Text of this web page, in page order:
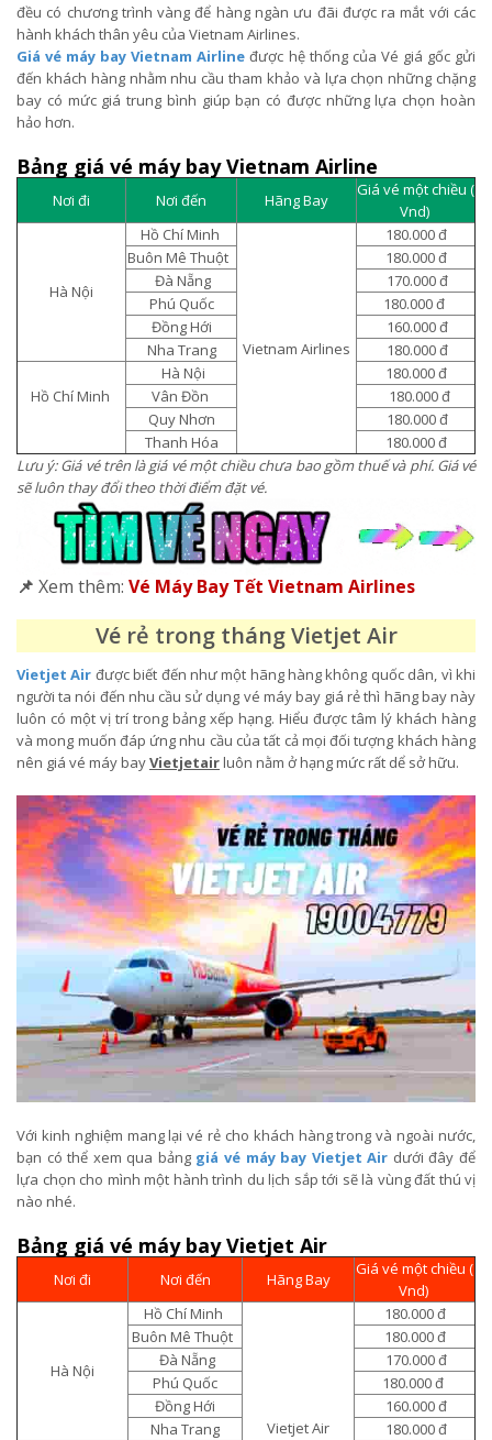
đều có chương trình vàng để hàng ngàn ưu đãi được ra mắt với các
hành khách thân yêu của Vietnam Airlines.
Giá vé máy bay Vietnam Airline được hệ thống của Vé giá gốc gửi
đến khách hàng nhằm nhu cầu tham khảo và lựa chọn những chặng
bay có mức giá trung bình giúp bạn có được những lựa chọn hoàn
hảo hơn.
Bảng giá vé máy bay Vietnam Airline
Nơi đi Nơi đến Hãng Bay
Giá vé một chiều (
Vnd)
Hà Nội
Hồ Chí Minh
Vietnam Airlines
180.000 đ
Buôn Mê Thuột
180.000 đ
Đà Nẵng
170.000 đ
Phú Quốc
180.000 đ
Đồng Hới
160.000 đ
Nha Trang
180.000 đ
Hồ Chí Minh
Hà Nội
180.000 đ
Vân Đồn
180.000 đ
Quy Nhơn
180.000 đ
Thanh Hóa
180.000 đ
Lưu ý: Giá vé trên là giá vé một chiều chưa bao gồm thuế và phí. Giá vé
sẽ luôn thay đổi theo thời điểm đặt vé.
📌 Xem thêm: Vé Máy Bay Tết Vietnam Airlines
Vé rẻ trong tháng Vietjet Air
Vietjet Air được biết đến như một hãng hàng không quốc dân, vì khi
người ta nói đến nhu cầu sử dụng vé máy bay giá rẻ thì hãng bay này
luôn có một vị trí trong bảng xếp hạng. Hiểu được tâm lý khách hàng
và mong muốn đáp ứng nhu cầu của tất cả mọi đối tượng khách hàng
nên giá vé máy bayVietjetairluôn nằm ở hạng mức rất dể sở hữu.
Với kinh nghiệm mang lại vé rẻ cho khách hàng trong và ngoài nước,
bạn có thể xem qua bảng giá vé máy bay Vietjet Air dưới đây để
lựa chọn cho mình một hành trình du lịch sắp tới sẽ là vùng đất thú vị
nào nhé.
Bảng giá vé máy bay Vietjet Air
Nơi đi Nơi đến Hãng Bay
Giá vé một chiều (
Vnd)
Hà Nội
Hồ Chí Minh
Vietjet Air
180.000 đ
Buôn Mê Thuột
180.000 đ
Đà Nẵng
170.000 đ
Phú Quốc
180.000 đ
Đồng Hới
160.000 đ
Nha Trang
180.000 đ